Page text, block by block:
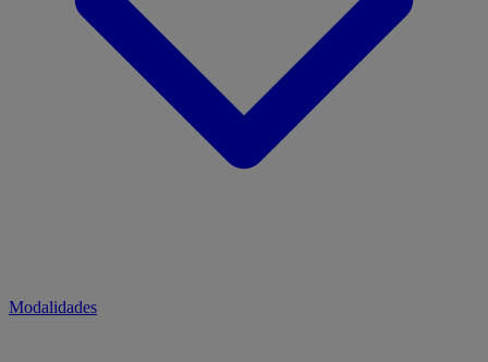
Modalidades